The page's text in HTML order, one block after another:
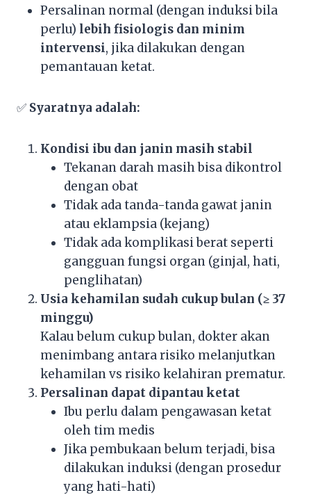
Persalinan normal (dengan induksi bila
perlu) lebih fisiologis dan minim
intervensi, jika dilakukan dengan
pemantauan ketat.
✅ Syaratnya adalah:
Kondisi ibu dan janin masih stabil
Tekanan darah masih bisa dikontrol
dengan obat
Tidak ada tanda-tanda gawat janin
atau eklampsia (kejang)
Tidak ada komplikasi berat seperti
gangguan fungsi organ (ginjal, hati,
penglihatan)
Usia kehamilan sudah cukup bulan (≥ 37
minggu)
Kalau belum cukup bulan, dokter akan
menimbang antara risiko melanjutkan
kehamilan vs risiko kelahiran prematur.
Persalinan dapat dipantau ketat
Ibu perlu dalam pengawasan ketat
oleh tim medis
Jika pembukaan belum terjadi, bisa
dilakukan induksi (dengan prosedur
yang hati-hati)